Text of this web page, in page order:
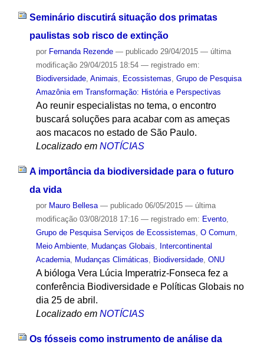
Seminário discutirá situação dos primatas
paulistas sob risco de extinção
por Fernanda Rezende — publicado29/04/2015 — última
modificação29/04/2015 18:54 — registrado em:
Biodiversidade, Animais, Ecossistemas, Grupo de Pesquisa
Amazônia em Transformação: História e Perspectivas
Ao reunir especialistas no tema, o encontro
buscará soluções para acabar com as ameças
aos macacos no estado de São Paulo.
Localizado em NOTÍCIAS
A importância da biodiversidade para o futuro
da vida
por Mauro Bellesa — publicado06/05/2015 — última
modificação03/08/2018 17:16 — registrado em: Evento,
Grupo de Pesquisa Serviços de Ecossistemas, O Comum,
Meio Ambiente, Mudanças Globais, Intercontinental
Academia, Mudanças Climáticas, Biodiversidade, ONU
A bióloga Vera Lúcia Imperatriz-Fonseca fez a
conferência Biodiversidade e Políticas Globais no
dia 25 de abril.
Localizado em NOTÍCIAS
Os fósseis como instrumento de análise da